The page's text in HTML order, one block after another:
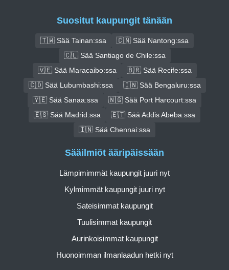
Suositut kaupungit tänään
🇹🇼 Sää Tainan:ssa
🇨🇳 Sää Nantong:ssa
🇨🇱 Sää Santiago de Chile:ssa
🇻🇪 Sää Maracaibo:ssa
🇧🇷 Sää Recife:ssa
🇨🇩 Sää Lubumbashi:ssa
🇮🇳 Sää Bengaluru:ssa
🇾🇪 Sää Sanaa:ssa
🇳🇬 Sää Port Harcourt:ssa
🇪🇸 Sää Madrid:ssa
🇪🇹 Sää Addis Abeba:ssa
🇮🇳 Sää Chennai:ssa
Sääilmiöt ääripäissään
Lämpimimmät kaupungit juuri nyt
Kylmimmät kaupungit juuri nyt
Sateisimmat kaupungit
Tuulisimmat kaupungit
Aurinkoisimmat kaupungit
Huonoimman ilmanlaadun hetki nyt